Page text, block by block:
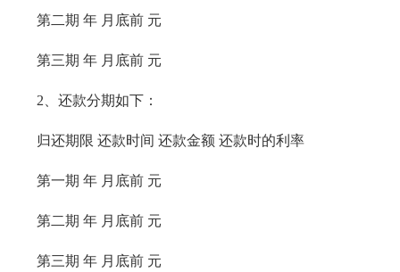
第二期 年 月底前 元
第三期 年 月底前 元
2、还款分期如下：
归还期限 还款时间 还款金额 还款时的利率
第一期 年 月底前 元
第二期 年 月底前 元
第三期 年 月底前 元